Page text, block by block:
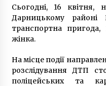
Сьогодні, 16 квітня,
Дарницькому районі
транспортна пригода,
жінка.
На місце події
розслідування ДТП
поліцейських та